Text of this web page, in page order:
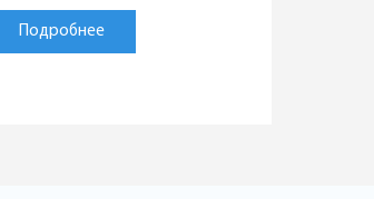
Подробнее